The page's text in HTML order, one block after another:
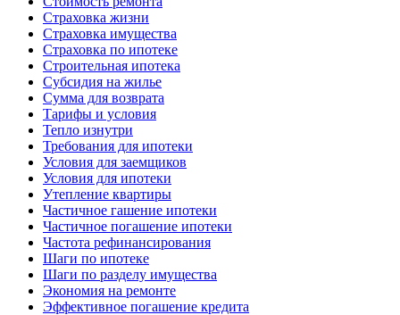
Страховка жизни
Страховка имущества
Страховка по ипотеке
Строительная ипотека
Субсидия на жилье
Сумма для возврата
Тарифы и условия
Тепло изнутри
Требования для ипотеки
Условия для заемщиков
Условия для ипотеки
Утепление квартиры
Частичное гашение ипотеки
Частичное погашение ипотеки
Частота рефинансирования
Шаги по ипотеке
Шаги по разделу имущества
Экономия на ремонте
Эффективное погашение кредита